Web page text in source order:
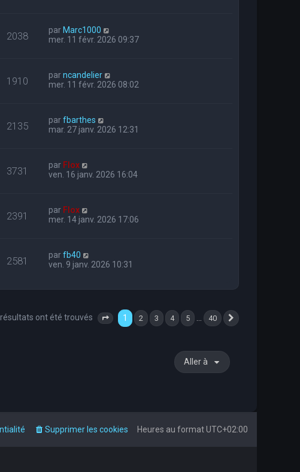
2038 par Marc1000
mer. 11 févr. 2026 09:37
1910 parncandelier
mer. 11 févr. 2026 08:02
2135 parfbarthes
mar. 27 janv. 2026 12:31
3731 par Flox
ven. 16 janv. 2026 16:04
2391 par Flox
mer. 14 janv. 2026 17:06
2581 parfb40
ven. 9 janv. 2026 10:31
ont été trouvés Page 1 sur 40
1 2 3 4 5 … 40
Aller à
Heures au formatUTC+02:00
Supprimer les cookies